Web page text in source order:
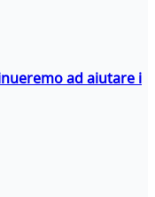
ad aiutare i